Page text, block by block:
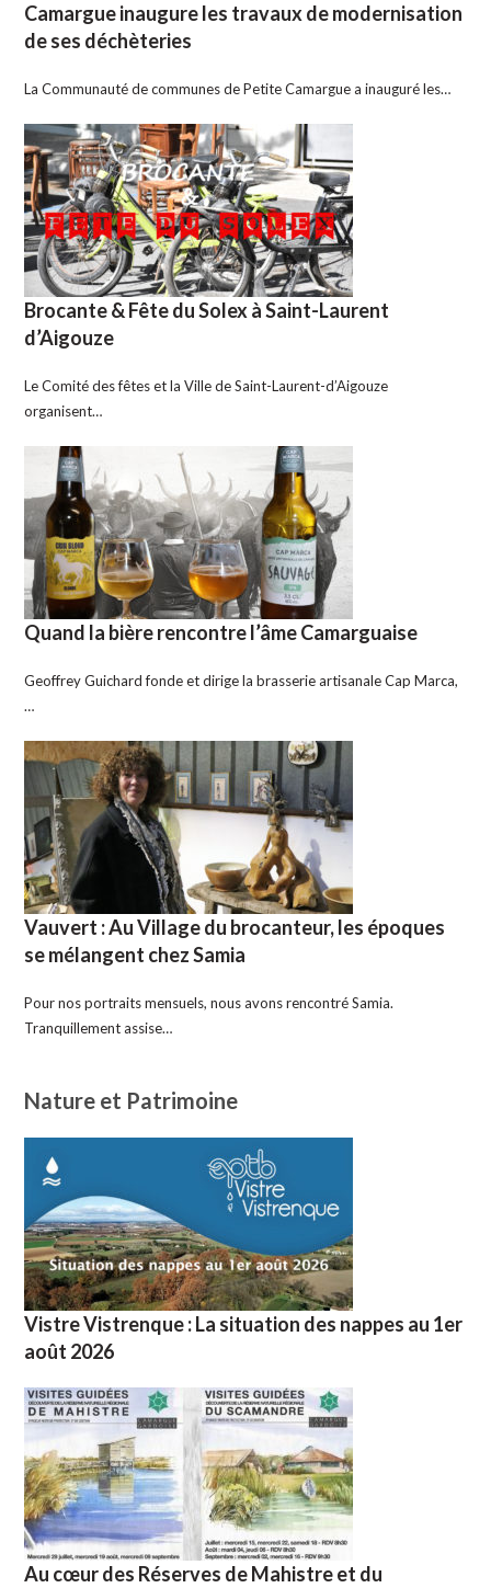
Camargue inaugure les travaux de modernisation
de ses déchèteries
La Communauté de communes de Petite Camargue a inauguré les…
Brocante & Fête du Solex à Saint-Laurent
d’Aigouze
Le Comité des fêtes et la Ville de Saint-Laurent-d’Aigouze
organisent…
Quand la bière rencontre l’âme Camarguaise
Geoffrey Guichard fonde et dirige la brasserie artisanale Cap Marca,
…
Vauvert : Au Village du brocanteur, les époques
se mélangent chez Samia
Pour nos portraits mensuels, nous avons rencontré Samia.
Tranquillement assise…
Nature et Patrimoine
Vistre Vistrenque : La situation des nappes au 1er
août 2026
Au cœur des Réserves de Mahistre et du